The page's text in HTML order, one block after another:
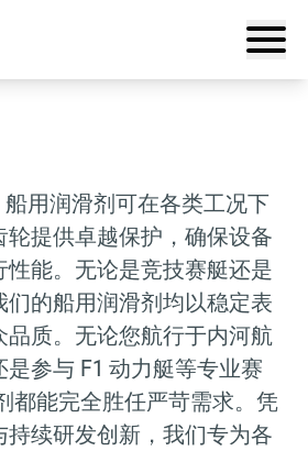
船用润滑剂可在各类工况下
轮提供卓越保护，确保设备
能。无论是竞技赛艇还是
的船用润滑剂均以稳定表
品质。无论您航行于内河航
是参与 F1 动力艇等专业赛
都能完全胜任严苛需求。凭
续研发创新，我们专为各